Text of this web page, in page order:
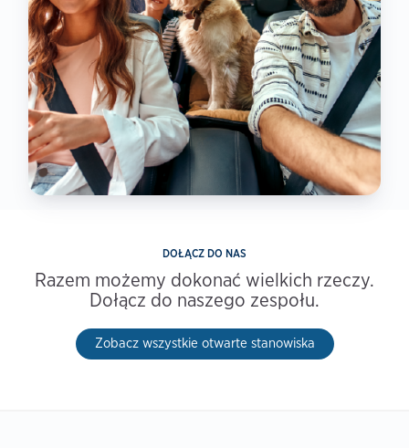
DOŁĄCZ DO NAS
Razem możemy dokonać wielkich rzeczy.
Dołącz do naszego zespołu.
Zobacz wszystkie otwarte stanowiska